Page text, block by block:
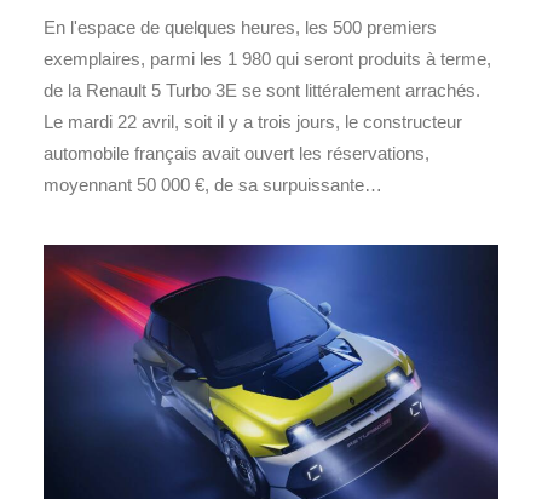
En l'espace de quelques heures, les 500 premiers
exemplaires, parmi les 1 980 qui seront produits à terme,
de la Renault 5 Turbo 3E se sont littéralement arrachés.
Le mardi 22 avril, soit il y a trois jours, le constructeur
automobile français avait ouvert les réservations,
moyennant 50 000 €, de sa surpuissante…